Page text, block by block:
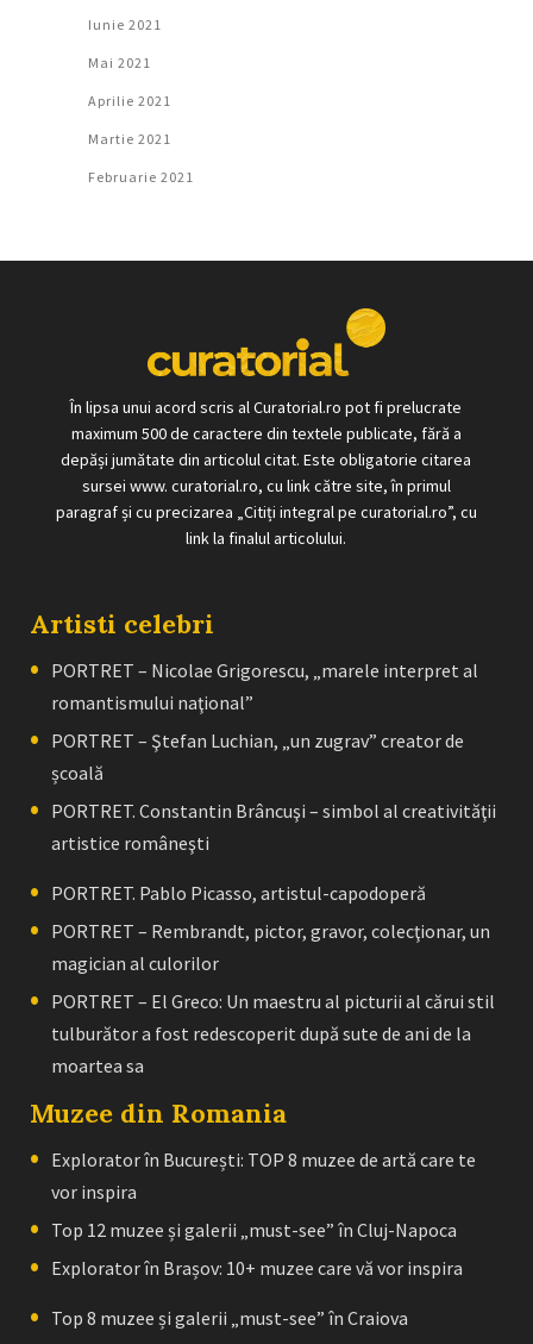
Iunie 2021
Mai 2021
Aprilie 2021
Martie 2021
Februarie 2021
În lipsa unui acord scris al Curatorial.ro pot fi prelucrate
maximum 500 de caractere din textele publicate, fără a
depăși jumătate din articolul citat. Este obligatorie citarea
sursei www. curatorial.ro, cu link către site, în primul
paragraf și cu precizarea „Citiți integral pe curatorial.ro”, cu
link la finalul articolului.
Artisti celebri
PORTRET – Nicolae Grigorescu, „marele interpret al
romantismului naţional”
PORTRET – Ştefan Luchian, „un zugrav” creator de
școală
PORTRET. Constantin Brâncuşi – simbol al creativităţii
artistice româneşti
PORTRET. Pablo Picasso, artistul-capodoperă
PORTRET – Rembrandt, pictor, gravor, colecţionar, un
magician al culorilor
PORTRET – El Greco: Un maestru al picturii al cărui stil
tulburător a fost redescoperit după sute de ani de la
moartea sa
Muzee din Romania
Explorator în București: TOP 8 muzee de artă care te
vor inspira
Top 12 muzee și galerii „must-see” în Cluj-Napoca
Explorator în Brașov: 10+ muzee care vă vor inspira
Top 8 muzee și galerii „must-see” în Craiova